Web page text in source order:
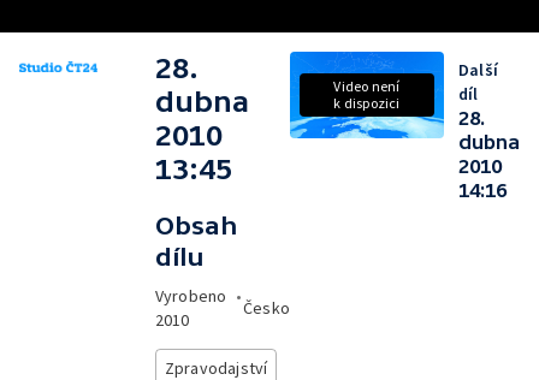
28.
dubna
2010
13:45
Obsah
dílu
Vyrobeno
2010
•
Česko
Zpravodajství
Video není
k dispozici
Další
díl
28.
dubna
2010
14:16